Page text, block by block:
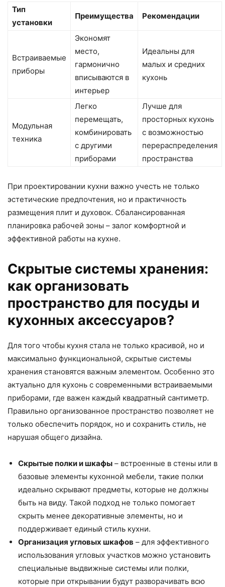
Тип
установки
Преимущества Рекомендации
Встраиваемые
приборы
Экономят
место,
гармонично
вписываются в
интерьер
Идеальны для
малых и средних
кухонь
Модульная
техника
Легко
перемещать,
комбинировать
с другими
приборами
Лучше для
просторных кухонь
с возможностью
перераспределения
пространства
При проектировании кухни важно учесть не только
эстетические предпочтения, но и практичность
размещения плит и духовок. Сбалансированная
планировка рабочей зоны – залог комфортной и
эффективной работы на кухне.
Скрытые системы хранения:
как организовать
пространство для посуды и
кухонных аксессуаров?
Для того чтобы кухня стала не только красивой, но и
максимально функциональной, скрытые системы
хранения становятся важным элементом. Особенно это
актуально для кухонь с современными встраиваемыми
приборами, где важен каждый квадратный сантиметр.
Правильно организованное пространство позволяет не
только обеспечить порядок, но и сохранить стиль, не
нарушая общего дизайна.
Скрытые полки и шкафы – встроенные в стены или в
базовые элементы кухонной мебели, такие полки
идеально скрывают предметы, которые не должны
быть на виду. Такой подход не только помогает
скрыть менее декоративные элементы, но и
поддерживает единый стиль кухни.
Организация угловых шкафов – для эффективного
использования угловых участков можно установить
специальные выдвижные системы или полки,
которые при открывании будут разворачивать всю